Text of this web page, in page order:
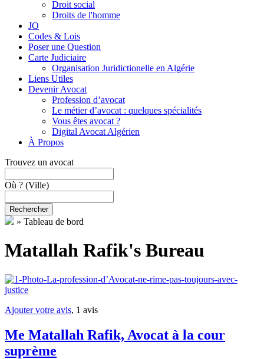
Droit social
Droits de l'homme
JO
Codes & Lois
Poser une Question
Carte Judiciaire
Organisation Juridictionelle en Algérie
Liens Utiles
Devenir Avocat
Profession d’avocat
Le métier d’avocat : quelques spécialités
Vous êtes avocat ?
Digital Avocat Algérien
À Propos
Trouvez un avocat
Où ? (Ville)
Rechercher
» Tableau de bord
Matallah Rafik's Bureau
Ajouter votre avis, 1 avis
Me Matallah Rafik, Avocat à la cour
suprème